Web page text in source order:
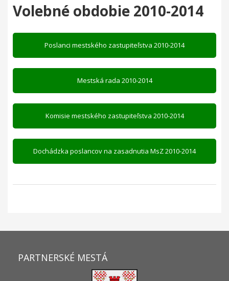
Volebné obdobie 2010-2014
Poslanci mestského zastupiteľstva 2010-2014
Mestská rada 2010-2014
Komisie mestského zastupiteľstva 2010-2014
Dochádzka poslancov na zasadnutia MsZ 2010-2014
PARTNERSKÉ MESTÁ